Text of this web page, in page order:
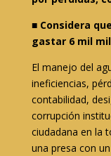
■ Considera
gastar 6 mil
El manejo del
ineficiencias,
contabilidad,
corrupción
ciudadana en la
una presa con